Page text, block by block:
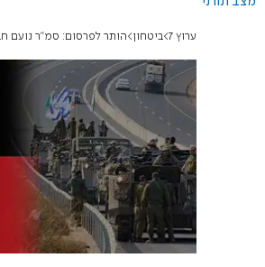
ערוץ 7 ביטחון הותר לפרסום: סמ"ר נועם